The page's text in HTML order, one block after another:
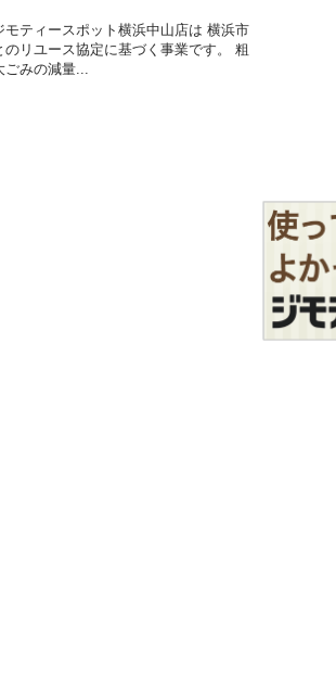
モティースポット横浜中山店は 横浜市
のリユース協定に基づく事業です。 粗
ごみの減量...